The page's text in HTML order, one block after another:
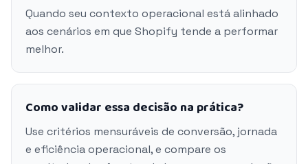
Quando seu contexto operacional está alinhado
aos cenários em que Shopify tende a performar
melhor.
Como validar essa decisão na prática?
Use critérios mensuráveis de conversão, jornada
e eficiência operacional, e compare os